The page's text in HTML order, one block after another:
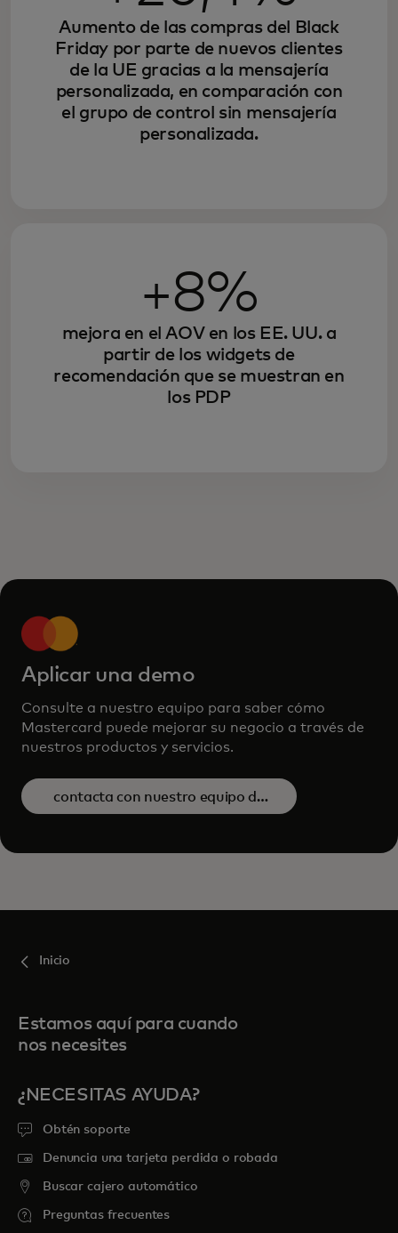
Aumento de las compras del Black
Friday por parte de nuevos clientes
de la UE gracias a la mensajería
personalizada, en comparación con
el grupo de control sin mensajería
personalizada.
+8%
mejora en el AOV en los EE. UU. a
partir de los widgets de
recomendación que se muestran en
los PDP
Aplicar una demo
Consulte a nuestro equipo para saber cómo
Mastercard puede mejorar su negocio a través de
nuestros productos y servicios.
contacta con nuestro equipo de
Inicio
Estamos aquí para cuando
nos necesites
¿NECESITAS AYUDA?
Obtén soporte
Denuncia una tarjeta perdida o robada
Buscar cajero automático
Preguntas frecuentes